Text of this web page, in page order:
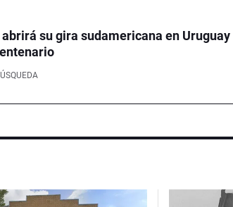
su gira sudamericana en Uruguay